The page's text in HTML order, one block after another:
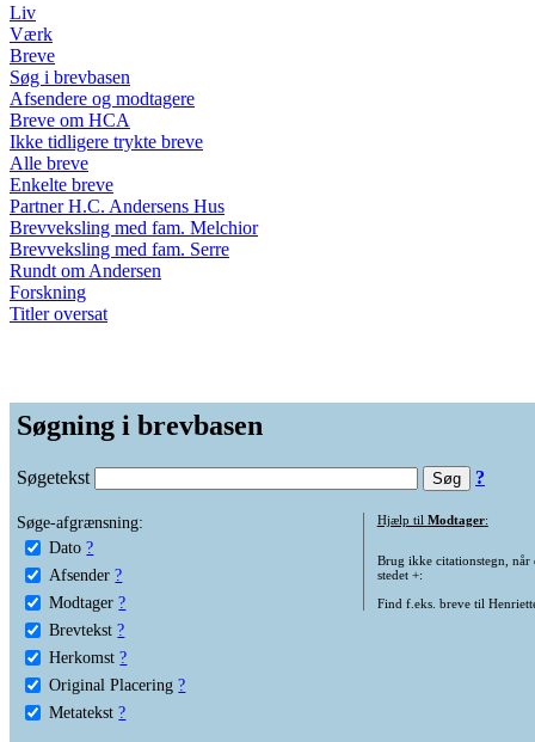
Liv
Værk
Breve
Søg i brevbasen
Afsendere og modtagere
Breve om HCA
Ikke tidligere trykte breve
Alle breve
Enkelte breve
Partner H.C. Andersens Hus
Brevveksling med fam. Melchior
Brevveksling med fam. Serre
Rundt om Andersen
Forskning
Titler oversat
Søgning i brevbasen
Søgetekst ?
Søge-afgrænsning:
Dato ?
Afsender ?
Modtager ?
Brevtekst ?
Herkomst ?
Original Placering ?
Metatekst ?
Hjælp til Modtager:
Brug ikke citationstegn, når
stedet +:
Find f.eks. breve til